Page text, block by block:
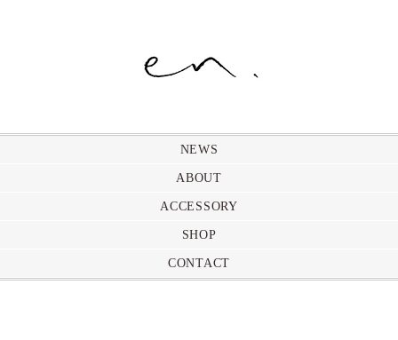
NEWS
ABOUT
ACCESSORY
SHOP
CONTACT